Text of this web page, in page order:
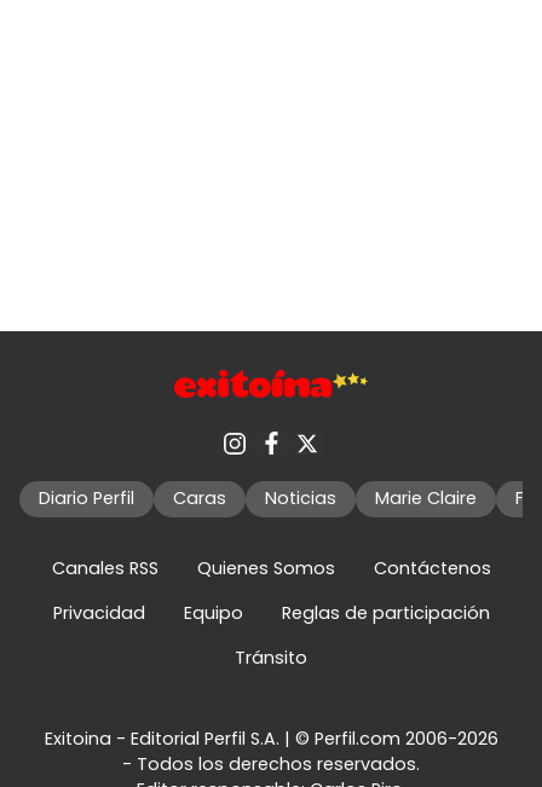
Diario Perfil Caras Noticias Marie Claire
Canales RSS Quienes Somos
Contáctenos
Privacidad
Equipo
Reglas de participación
Tránsito
Exitoina - Editorial Perfil S.A. | © Perfil.com 2006-2026
- Todos los derechos reservados.